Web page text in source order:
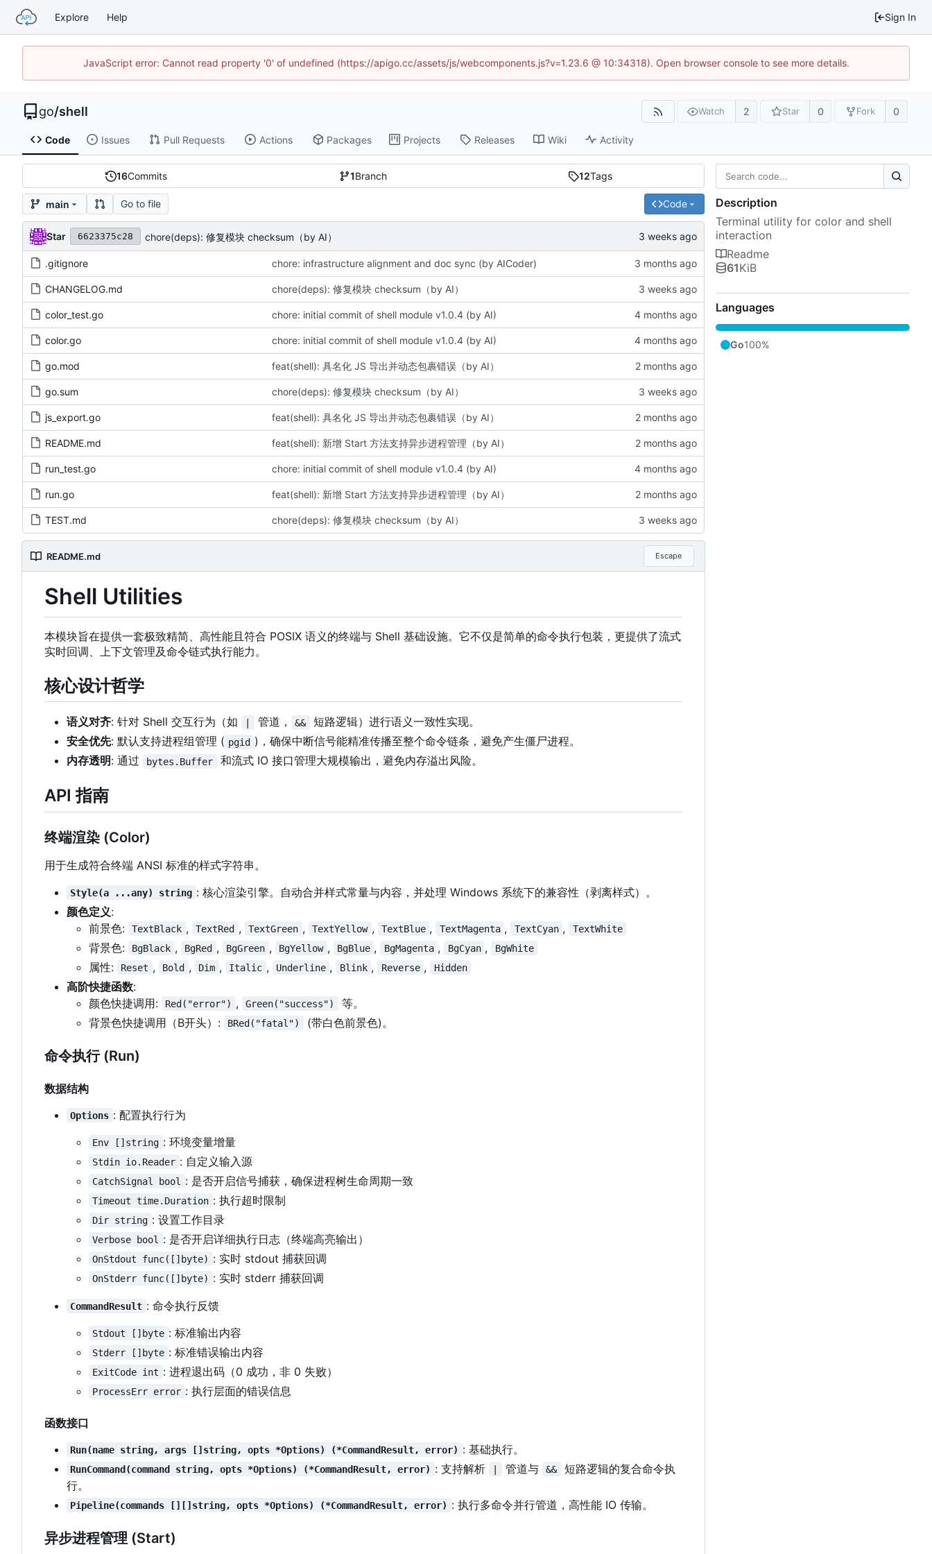
Explore Help Sign In
JavaScript error: Cannot read property '0' of undefined (https://apigo.cc/assets/js/webcomponents.js?v=1.23.6 @ 10:34318). Open browser console to see more details.
go/shell Watch 2 Star 0 Fork 0
Code Issues Pull Requests Actions Packages Projects Releases Wiki Activity
16Commits 1Branch 12Tags
main Go to file Code
Star 6623375c28 chore(deps): 修复模块 checksum（by AI）
.gitignore chore: infrastructure alignment and doc sync (by AICoder)
CHANGELOG.md chore(deps): 修复模块 checksum（by AI）
color_test.go chore: initial commit of shell module v1.0.4 (by AI)
color.go chore: initial commit of shell module v1.0.4 (by AI)
go.mod feat(shell): 具名化 JS 导出并动态包裹错误（by AI）
go.sum chore(deps): 修复模块 checksum（by AI）
js_export.go feat(shell): 具名化 JS 导出并动态包裹错误（by AI）
README.md feat(shell): 新增 Start 方法支持异步进程管理（by AI）
run_test.go chore: initial commit of shell module v1.0.4 (by AI)
run.go feat(shell): 新增 Start 方法支持异步进程管理（by AI）
TEST.md chore(deps): 修复模块 checksum（by AI）
README.md Escape
Shell Utilities
本模块旨在提供一套极致精简、高性能且符合 POSIX 语义的终端与 Shell 基础设施。它不仅是简单的命令执行包装，更提供了流式
实时回调、上下文管理及命令链式执行能力。
核心设计哲学
语义对齐: 针对 Shell 交互行为（如 | 管道， &&
短路逻辑）进行语义一致性实现。
安全优先: 默认支持进程组管理 ( pgid )，确保中断信号能精准传播至整个命令链条，避免产生僵尸进程。
内存透明: 通过 bytes.Buffer 和流式 IO 接口管理大规模输出，避免内存溢出风险。
API 指南
终端渲染 (Color)
用于生成符合终端 ANSI 标准的样式字符串。
Style(a ...any) string : 核心渲染引擎。自动合并样式常量与内容，并处理 Windows 系统下的兼容性（剥离样式）。
颜色定义:
前景色:
TextBlack , TextRed , TextGreen , TextYellow , TextBlue , TextMagenta , TextCyan , TextWhite
背景色: BgBlack , BgRed , BgGreen , BgYellow , BgBlue , BgMagenta , BgCyan , BgWhite
属性: Reset , Bold , Dim , Italic , Underline , Blink , Reverse , Hidden
高阶快捷函数:
颜色快捷调用:
Red("error") , Green("success")
等。
背景色快捷调用 （B开头） : BRed("fatal") (带白色前景色)。
命令执行 (Run)
数据结构
Options : 配置执行行为
Env []string : 环境变量增量
Stdin io.Reader : 自定义输入源
CatchSignal bool : 是否开启信号捕获，确保进程树生命周期一致
Timeout time.Duration : 执行超时限制
Dir string : 设置工作目录
Verbose bool : 是否开启详细执行日志（终端高亮输出）
OnStdout func([]byte) : 实时 stdout 捕获回调
OnStderr func([]byte) : 实时 stderr 捕获回调
CommandResult : 命令执行反馈
Stdout []byte : 标准输出内容
Stderr []byte : 标准错误输出内容
ExitCode int : 进程退出码（0 成功，非 0 失败）
ProcessErr error : 执行层面的错误信息
函数接口
Run(name string, args []string, opts *Options) (*CommandResult, error) : 基础执行。
RunCommand(command string, opts *Options) (*CommandResult, error) : 支持解析 管道与 &&
短路逻辑的复合命令执
行。
Pipeline(commands [][]string, opts *Options) (*CommandResult, error) : 执行多命令并行管道，高性能 IO 传输。
异步进程管理 (Start)
Description
Terminal utility for color and shell
interaction
Readme
61KiB
Languages
Go100%